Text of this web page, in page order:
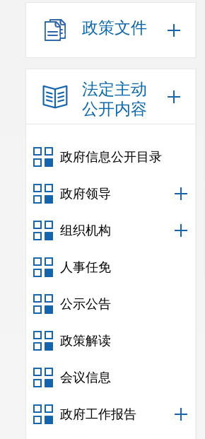
政策文件
法定主动
公开内容
政府信息公开目录
政府领导
组织机构
人事任免
公示公告
政策解读
会议信息
政府工作报告